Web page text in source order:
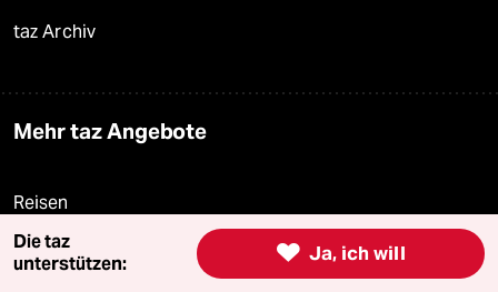
taz Archiv
Mehr taz Angebote
Reisen
Kantine  Ja, ich will
Die taz
unterstützen: